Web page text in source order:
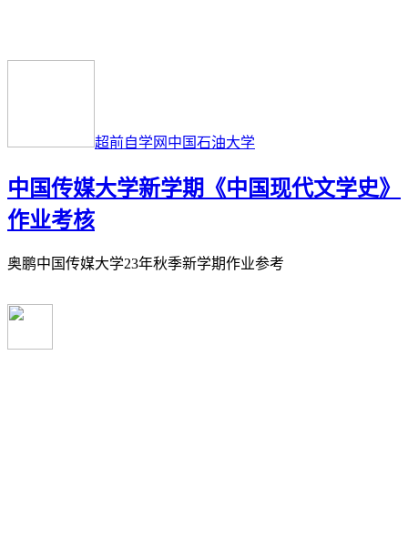
超前自学网 中国石油大学
中国传媒大学新学期《中国现代文学史》
作业考核
奥鹏中国传媒大学23年秋季新学期作业参考